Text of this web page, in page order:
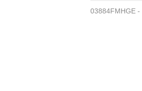
03884FMHGE -